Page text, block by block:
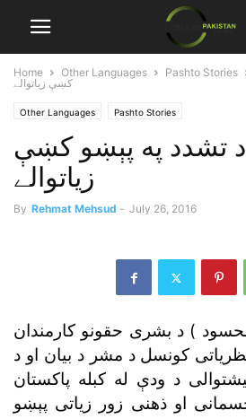
Home Other Languages Pashto Stories
کښې زياتوالے
Other Languages Pashto Stories
د تشدد په پېښو کښې
زياتوالے
By Rehmat Mehsud - July 26, 2016
) د بشرى حقونو کارمندان
کونسل د مشر د بيان او د
د ودې له کبله پاکستان
او ذهنى زور زياتى پېښو